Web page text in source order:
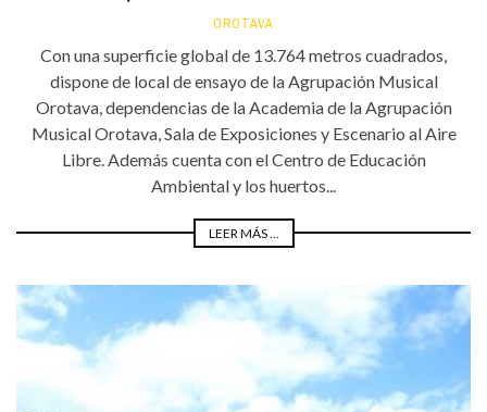
OROTAVA
Con una superficie global de 13.764 metros cuadrados,
dispone de local de ensayo de la Agrupación Musical
Orotava, dependencias de la Academia de la Agrupación
Musical Orotava, Sala de Exposiciones y Escenario al Aire
Libre. Además cuenta con el Centro de Educación
Ambiental y los huertos...
LEER MÁS ...